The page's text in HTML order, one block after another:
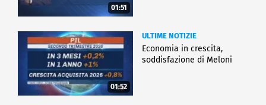
01:51
01:52
ULTIME NOTIZIE
Economia in crescita,
soddisfazione di Meloni